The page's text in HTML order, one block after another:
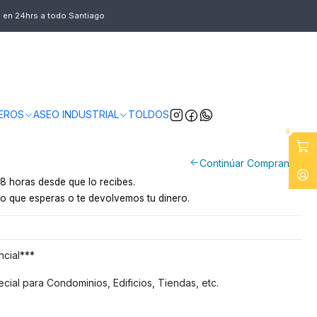
ASEO INDUSTRIAL TOLDOS
0
en 24hrs a todo Santiago
4 RUEDAS 94 CM TECNOPLUS
y a provincias por pagar
Continúar Comprando
horas desde que lo recibes.
que esperas o te devolvemos tu dinero.
para Condominios, Edificios, Tiendas, etc.